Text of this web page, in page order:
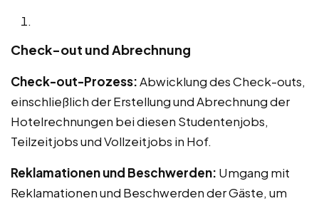
Check-out und Abrechnung
Check-out-Prozess:Abwicklung des Check-outs,
einschließlich der Erstellung und Abrechnung der
Hotelrechnungen bei diesen Studentenjobs,
Teilzeitjobs und Vollzeitjobs in Hof.
Reklamationen und Beschwerden: Umgang mit
Reklamationen und Beschwerden der Gäste, um